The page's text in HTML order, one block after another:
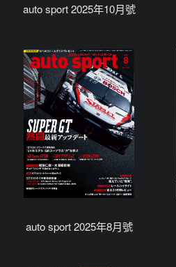
auto sport 2025年10月號
auto sport 2025年8月號